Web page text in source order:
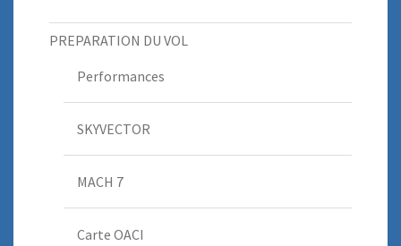
PREPARATION DU VOL
Performances
SKYVECTOR
MACH 7
Carte OACI